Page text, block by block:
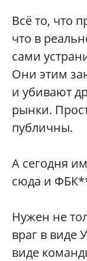
Всё то, что
что в
сами
Они этим
и убивают
рынки.
публичны.
А сегодня
сюда и
Нужен не
враг в виде
виде